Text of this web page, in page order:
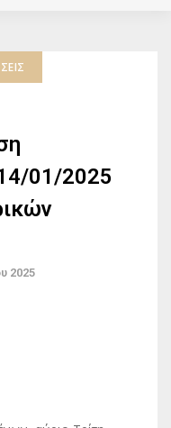
01/2025
2025